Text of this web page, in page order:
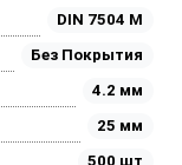
DIN 7504 M
Без Покрытия
4.2 мм
25 мм
500 шт